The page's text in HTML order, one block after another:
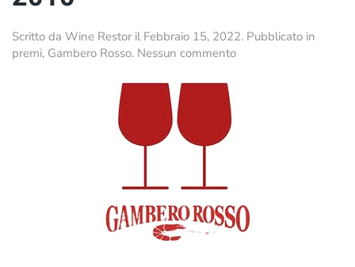
Scritto da Wine Restor il Febbraio 15, 2022. Pubblicato in
premi, Gambero Rosso. Nessun commentosu